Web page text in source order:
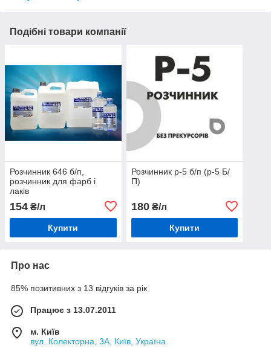
Подібні товари компанії
Розчинник 646 б/п,
розчинник для фарб і
лаків
154 ₴/л
Купити
Розчинник р-5 б/п (р-5 Б/
П)
180₴/л
Купити
Про нас
85% позитивних з 13 відгуків за рік
Працює з 13.07.2011
м. Київ
вул. Колекторна, 3А, Київ, Україна